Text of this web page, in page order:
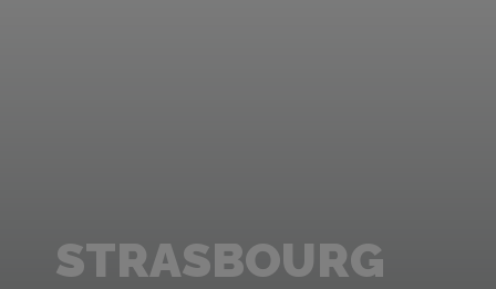
STRASBOURG